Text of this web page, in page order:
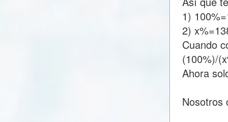
1)
2)
Cuando
(100%)/
Ahora
Nosotros